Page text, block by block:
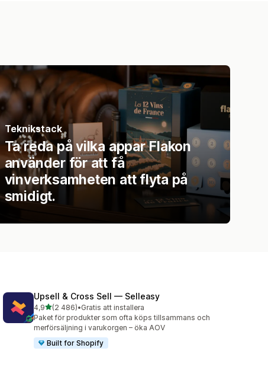
Teknikstack
Ta reda på vilka appar Flakon
använder för att få
vinverksamheten att flyta på
smidigt.
Upsell & Cross Sell — Selleasy
4,9av 5 stjärnor
(2 486)
2486 recensioner totalt
•Gratis att installera
Paket för produkter som ofta köps tillsammans och
merförsäljning i varukorgen – öka AOV
Built for Shopify